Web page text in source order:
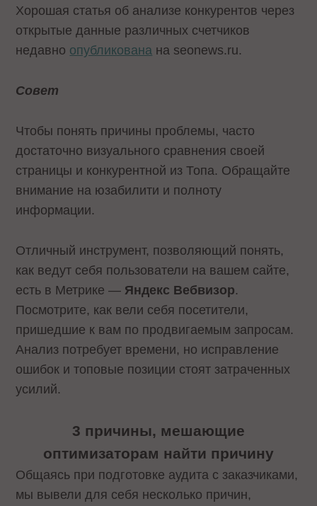
Хорошая статья об анализе конкурентов через
открытые данные различных счетчиков
недавно опубликована на seonews.ru.
Совет
Чтобы понять причины проблемы, часто
достаточно визуального сравнения своей
страницы и конкурентной из Топа. Обращайте
внимание на юзабилити и полноту
информации.
Отличный инструмент, позволяющий понять,
как ведут себя пользователи на вашем сайте,
есть в Метрике — Яндекс Вебвизор.
Посмотрите, как вели себя посетители,
пришедшие к вам по продвигаемым запросам.
Анализ потребует времени, но исправление
ошибок и топовые позиции стоят затраченных
усилий.
3 причины, мешающие
оптимизаторам найти причину
Общаясь при подготовке аудита с заказчиками,
мы вывели для себя несколько причин,